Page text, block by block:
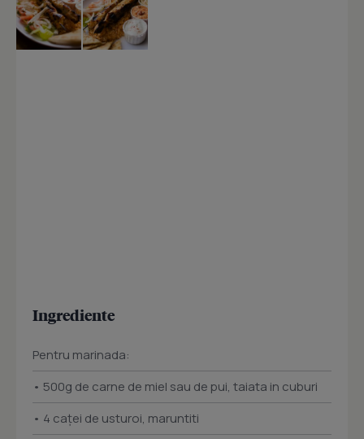
Ingrediente
Pentru marinada:
• 500g de carne de miel sau de pui, taiata in cuburi
• 4 caței de usturoi, maruntiti